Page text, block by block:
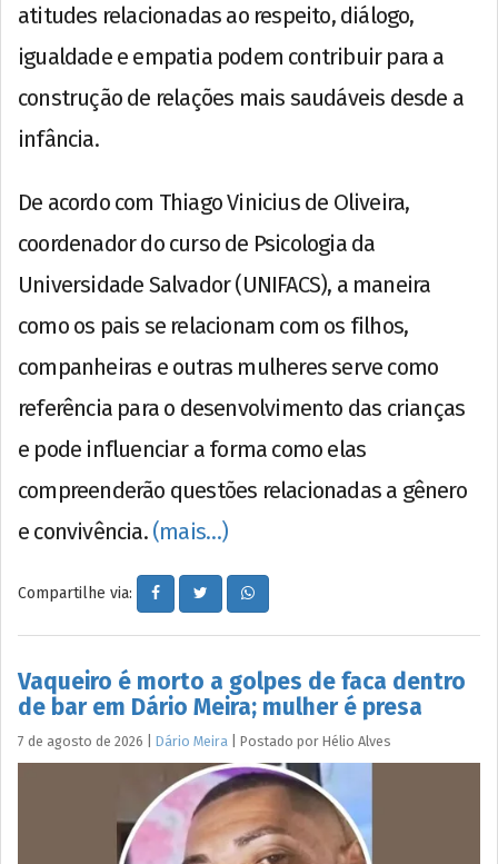
atitudes relacionadas ao respeito, diálogo,
igualdade e empatia podem contribuir para a
construção de relações mais saudáveis desde a
infância.
De acordo com Thiago Vinicius de Oliveira,
coordenador do curso de Psicologia da
Universidade Salvador (UNIFACS), a maneira
como os pais se relacionam com os filhos,
companheiras e outras mulheres serve como
referência para o desenvolvimento das crianças
e pode influenciar a forma como elas
compreenderão questões relacionadas a gênero
e convivência. (mais…)
Compartilhe via:
Vaqueiro é morto a golpes de faca dentro
de bar em Dário Meira; mulher é presa
7 de agosto de 2026 Dário Meira Postado por Hélio Alves